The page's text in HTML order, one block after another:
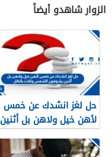
الزوار شاهدو أيضاً
حل لغز انشدك عن خمس
لأهن خيل ولاهن بل أثنين
يشوفون الشمس وثلاث
بالظل